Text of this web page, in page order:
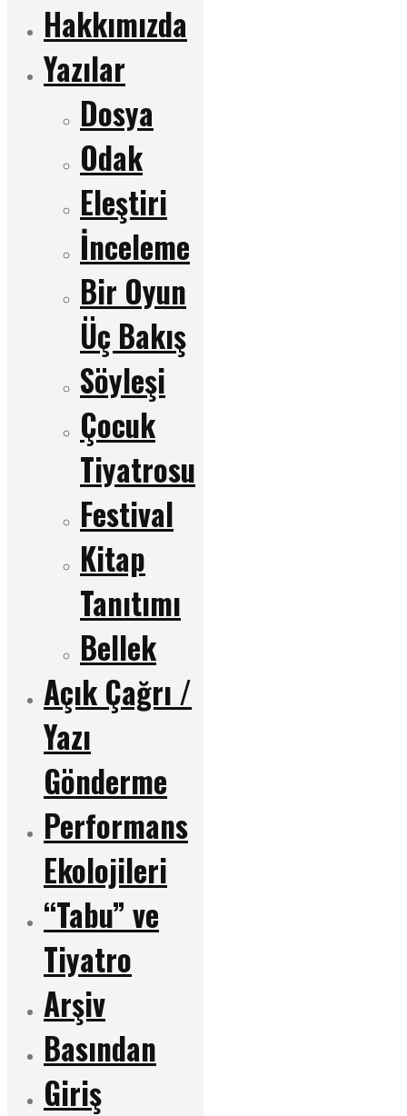
Hakkımızda
Yazılar
Dosya
Odak
Eleştiri
İnceleme
Bir Oyun
Üç Bakış
Söyleşi
Çocuk
Tiyatrosu
Festival
Kitap
Tanıtımı
Bellek
Açık Çağrı /
Yazı
Gönderme
Performans
Ekolojileri
“Tabu” ve
Tiyatro
Arşiv
Basından
Giriş